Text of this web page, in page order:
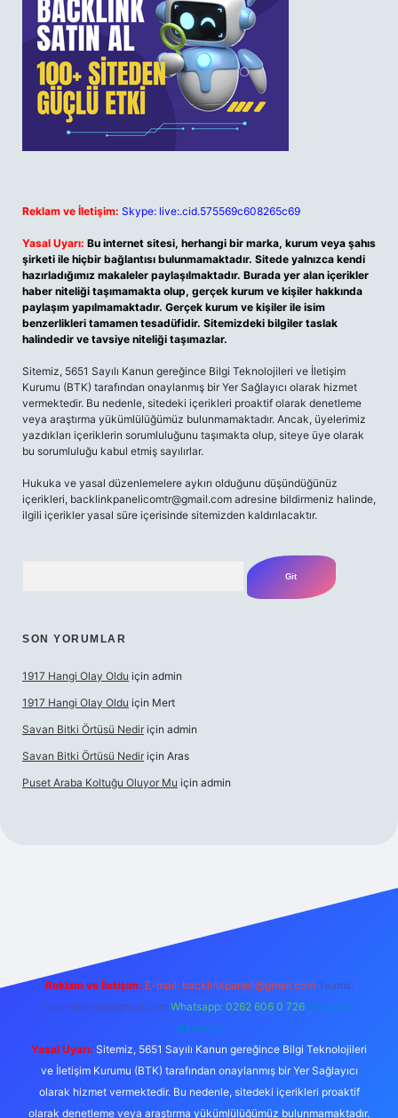
Reklam ve İletişim: Skype: live:.cid.575569c608265c69
Yasal Uyarı: Bu internet sitesi, herhangi bir marka, kurum veya şahıs
şirketi ile hiçbir bağlantısı bulunmamaktadır. Sitede yalnızca kendi
hazırladığımız makaleler paylaşılmaktadır. Burada yer alan içerikler
haber niteliği taşımamakta olup, gerçek kurum ve kişiler hakkında
paylaşım yapılmamaktadır. Gerçek kurum ve kişiler ile isim
benzerlikleri tamamen tesadüfidir. Sitemizdeki bilgiler taslak
halindedir ve tavsiye niteliği taşımazlar.
Sitemiz, 5651 Sayılı Kanun gereğince Bilgi Teknolojileri ve İletişim
Kurumu (BTK) tarafından onaylanmış bir Yer Sağlayıcı olarak hizmet
vermektedir. Bu nedenle, sitedeki içerikleri proaktif olarak denetleme
veya araştırma yükümlülüğümüz bulunmamaktadır. Ancak, üyelerimiz
yazdıkları içeriklerin sorumluluğunu taşımakta olup, siteye üye olarak
bu sorumluluğu kabul etmiş sayılırlar.
Hukuka ve yasal düzenlemelere aykırı olduğunu düşündüğünüz
içerikleri, backlinkpanelicomtr@gmail.com adresine bildirmeniz halinde,
ilgili içerikler yasal süre içerisinde sitemizden kaldırılacaktır.
SON YORUMLAR
1917 Hangi Olay Oldu için admin
1917 Hangi Olay Oldu için Mert
Savan Bitki Örtüsü Nedir için admin
Savan Bitki Örtüsü Nedir için Aras
Puset Araba Koltuğu Oluyor Mu için admin
Reklam ve İletişim: E-mail: backlinkpaneli@gmail.com Teams:
forumhizmeti@gmail.com Whatsapp: 0262 606 0 726 Telegram:
@karabul
Yasal Uyarı: Sitemiz, 5651 Sayılı Kanun gereğince Bilgi Teknolojileri
ve İletişim Kurumu (BTK) tarafından onaylanmış bir Yer Sağlayıcı
olarak hizmet vermektedir. Bu nedenle, sitedeki içerikleri proaktif
olarak denetleme veya araştırma yükümlülüğümüz bulunmamaktadır.